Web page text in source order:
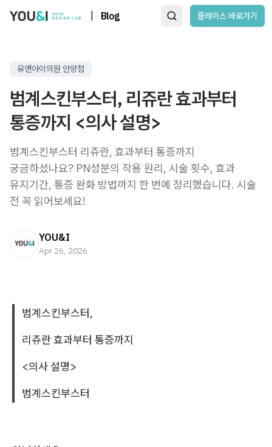
Blog 플레이스 바로가기
유앤아이의원 안양점
범계스킨부스터, 리쥬란 효과부터
통증까지 <의사 설명>
범계스킨부스터 리쥬란, 효과부터 통증까지
궁금하셨나요? PN성분의 작용 원리, 시술 횟수, 효과
유지기간, 통증 완화 방법까지 한 번에 정리했습니다. 시술
전 꼭 읽어보세요!
YOU&I
Apr 26, 2026
범계스킨부스터,
리쥬란 효과부터 통증까지
<의사 설명>
범계스킨부스터